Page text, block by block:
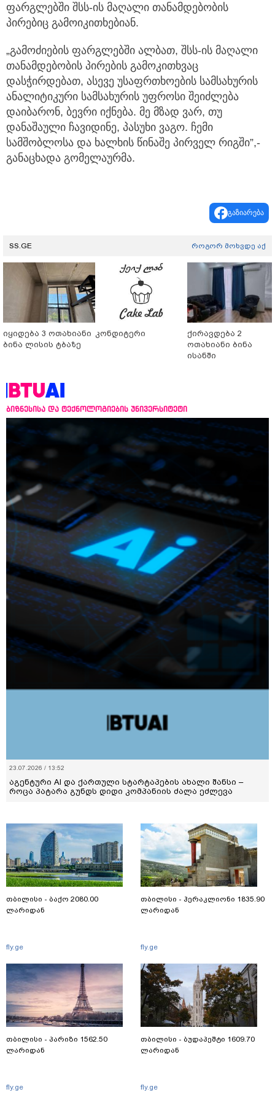
ფარგლებში შსს-ის მაღალი თანამდებობის
პირებიც გამოიკითხებიან.
„გამოძიების ფარგლებში ალბათ, შსს-ის მაღალი
თანამდებობის პირების გამოკითხვაც
დასჭირდებათ, ასევე უსაფრთხოების სამსახურის
ანალიტიკური სამსახურის უფროსი შეიძლება
დაიბარონ, ბევრი იქნება. მე მზად ვარ, თუ
დანაშაული ჩავიდინე, პასუხი ვაგო. ჩემი
სამშობლოსა და ხალხის წინაშე პირველ რიგში”,-
განაცხადა გომელაურმა.
გაზიარება
SS.GE როგორ მოხვდე აქ
იყიდება 3 ოთახიანი
ბინა ლისის ტბაზე
კონდიტერი
ქირავდება 2
ოთახიანი ბინა
ისანში
ბიზნესისა და ტექნოლოგიების უნივერსიტეტი
23.07.2026 / 13:52
აგენტური AI და ქართული სტარტაპების ახალი შანსი –
როცა პატარა გუნდს დიდი კომპანიის ძალა ეძლევა
თბილისი - ბაქო 2080.00
ლარიდან
fly.ge
თბილისი - პარიზი 1562.50
ლარიდან
fly.ge
თბილისი - ჰერაკლიონი 1835.90
ლარიდან
fly.ge
თბილისი - ბუდაპეშტი 1609.70
ლარიდან
fly.ge